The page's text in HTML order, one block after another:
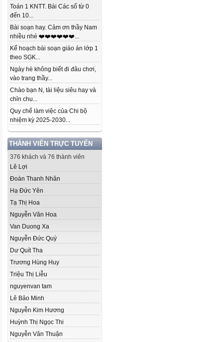
Toán 1 KNTT. Bài Các số từ 0
đến 10...
Bài soạn hay. Cảm ơn thầy Nam
nhiều nhé ❤️❤️❤️❤️❤️❤️...
Kế hoạch bài soạn giáo án lớp 1
theo SGK...
Ngày hè không biết đi đâu chơi,
vào trang thầy...
Chào bạn N, tài liệu siêu hay và
chỉn chu...
Quy chế làm việc của Chi bộ
nhiệm kỳ 2025-2030...
THÀNH VIÊN TRỰC TUYẾN
376 khách và 76 thành viên
Lê Lợi
Đoàn Thanh Nhân
Hạ Đức Yên
Tạ Thị Hoa
Nguyễn Văn Hoa
Van Duong Xa
Nguyễn Đức Quý
Dư Quít Tha
Trương Hùng Huy
Triệu Thị Liễu
nguyenvan tam
Lê Bảo Minh
Nguyễn Kim Hương
Huỳnh Thị Ngọc Thi
Nguyễn Văn Thuận